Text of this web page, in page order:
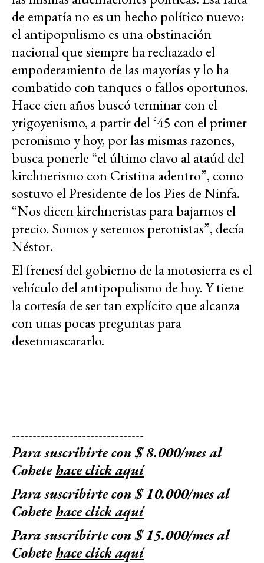
de empatía no es un hecho político nuevo:
el antipopulismo es una obstinación
nacional que siempre ha rechazado el
empoderamiento de las mayorías y lo ha
combatido con tanques o fallos oportunos.
Hace cien años buscó terminar con el
yrigoyenismo, a partir del ‘45 con el primer
peronismo y hoy, por las mismas razones,
busca ponerle “el último clavo al ataúd del
kirchnerismo con Cristina adentro”, como
sostuvo el Presidente de los Pies de Ninfa.
“Nos dicen kirchneristas para bajarnos el
precio. Somos y seremos peronistas”, decía
Néstor.
El frenesí del gobierno de la motosierra es el
vehículo del antipopulismo de hoy. Y tiene
la cortesía de ser tan explícito que alcanza
con unas pocas preguntas para
desenmascararlo.
--------------------------------
Para suscribirte con $ 8.000/mes al
Cohetehace click aquí
Para suscribirte con $ 10.000/mes al
Cohetehace click aquí
Para suscribirte con $ 15.000/mes al
Cohetehace click aquí